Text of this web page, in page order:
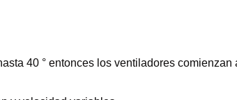
40 ° entonces los ventiladores